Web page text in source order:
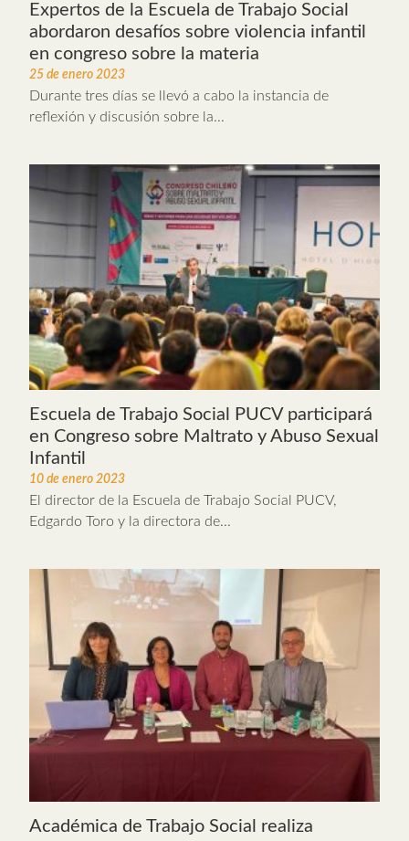
Expertos de la Escuela de Trabajo Social
abordaron desafíos sobre violencia infantil
en congreso sobre la materia
25 de enero 2023
Durante tres días se llevó a cabo la instancia de
reflexión y discusión sobre la...
Escuela de Trabajo Social PUCV participará
en Congreso sobre Maltrato y Abuso Sexual
Infantil
10 de enero 2023
El director de la Escuela de Trabajo Social PUCV,
Edgardo Toro y la directora de...
Académica de Trabajo Social realiza